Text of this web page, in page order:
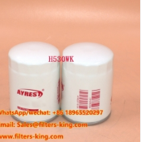
MOQ: 60pcs H7062WK30
carburant Référence croisée
VOE20853583 20853583
Utilisation pour Volvo
Fe240 FE260 FE280 FE300
FE320 FE340 FL240 FL260